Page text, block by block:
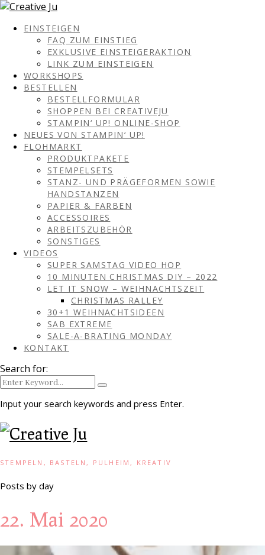
EINSTEIGEN
FAQ ZUM EINSTIEG
EXKLUSIVE EINSTEIGERAKTION
LINK ZUM EINSTEIGEN
WORKSHOPS
BESTELLEN
BESTELLFORMULAR
SHOPPEN BEI CREATIVEJU
STAMPIN‘ UP! ONLINE-SHOP
NEUES VON STAMPIN‘ UP!
FLOHMARKT
PRODUKTPAKETE
STEMPELSETS
STANZ- UND PRÄGEFORMEN SOWIE
HANDSTANZEN
PAPIER & FARBEN
ACCESSOIRES
ARBEITSZUBEHÖR
SONSTIGES
VIDEOS
SUPER SAMSTAG VIDEO HOP
10 MINUTEN CHRISTMAS DIY – 2022
LET IT SNOW – WEIHNACHTSZEIT
CHRISTMAS RALLEY
30+1 WEIHNACHTSIDEEN
SAB EXTREME
SALE-A-BRATING MONDAY
KONTAKT
Search for:
Input your search keywords and press Enter.
STEMPELN, BASTELN, PULHEIM, KREATIV
Posts by day
22. Mai 2020